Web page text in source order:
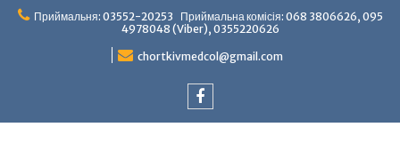
ПерейтиПриймальня: 03552-20253 Приймальна комісія: 068 3806626, 095
4978048 (Viber), 0355220626
chortkivmedcol@gmail.com